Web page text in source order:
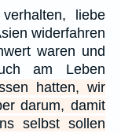
liebe
widerfahren
waren und
am Leben
hatten, wir
darum, damit
selbst sollen